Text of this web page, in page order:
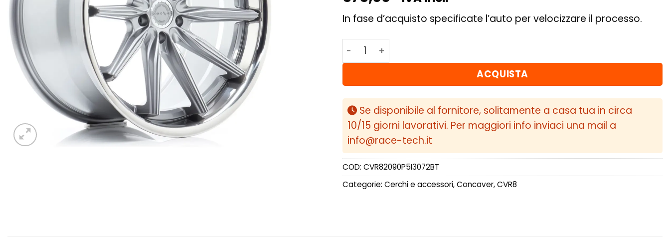
In fase d’acquisto specificate l’auto per velocizzare il processo.
Concaver CVR8 20x9 ET30 5x120 Brushed Titanium quantità
ACQUISTA
Se disponibile al fornitore, solitamente a casa tua in circa
10/15 giorni lavorativi. Per maggiori info inviaci una mail a
info@race-tech.it
COD: CVR82090P5I3072BT
Categorie: Cerchi e accessori,Concaver,CVR8